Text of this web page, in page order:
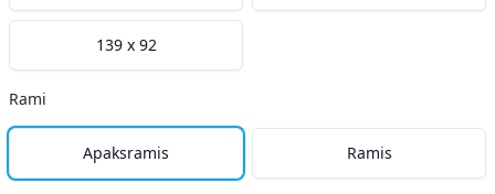
139 x 92
Rami
Apaksramis Ramis